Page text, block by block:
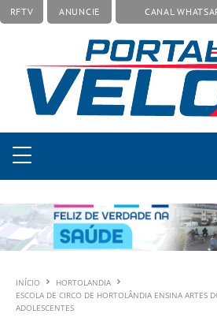
RFTV ANUNCIE CANAL
INÍCIO
HORTOLANDIA
ESCOLA DE CIRCO DE HORTOLÂNDIA ENSINA ARTES
ADOLESCENTES